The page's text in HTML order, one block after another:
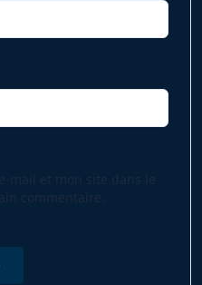
mail et mon site dans le
commentaire.